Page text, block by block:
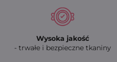
Wysoka jakość
- trwałe i bezpieczne tkaniny